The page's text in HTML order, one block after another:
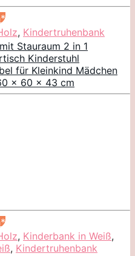
, Kindertruhenbank
Stauraum 2 in 1
Kinderstuhl
für Kleinkind Mädchen
x 60 x 43 cm
, Kinderbank in Weiß,
, Kindertruhenbank